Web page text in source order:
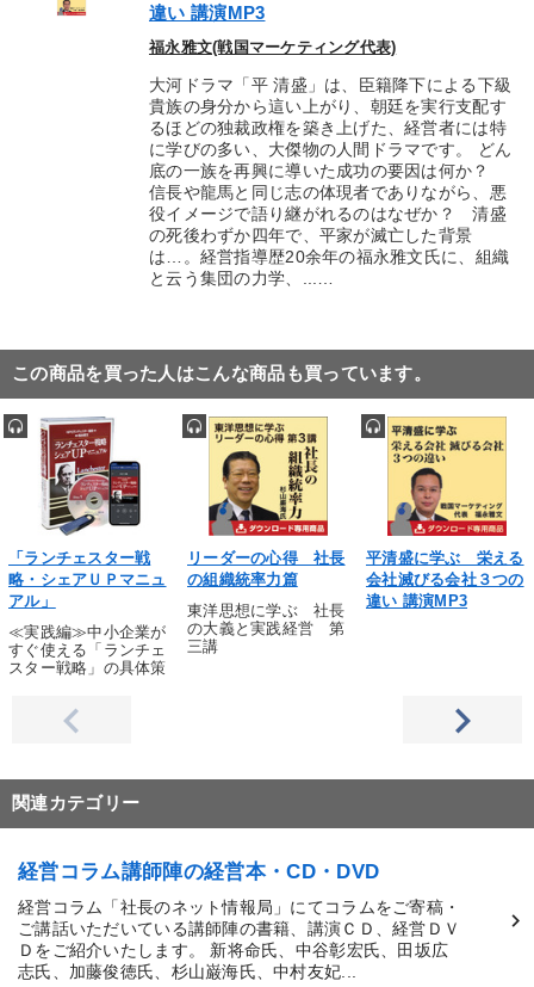
違い 講演MP3
福永雅文(戦国マーケティング代表)
大河ドラマ「平 清盛」は、臣籍降下による下級
貴族の身分から這い上がり、朝廷を実行支配す
るほどの独裁政権を築き上げた、経営者には特
に学びの多い、大傑物の人間ドラマです。 どん
底の一族を再興に導いた成功の要因は何か？
信長や龍馬と同じ志の体現者でありながら、悪
役イメージで語り継がれるのはなぜか？ 清盛
の死後わずか四年で、平家が滅亡した背景
は…。経営指導歴20余年の福永雅文氏に、組織
と云う集団の力学、...…
この商品を買った人はこんな商品も買っています。
「ランチェスター戦
略・シェアＵＰマニュ
アル」
≪実践編≫中小企業が
すぐ使える「ランチェ
スター戦略」の具体策
リーダーの心得 社長
の組織統率力篇
東洋思想に学ぶ 社長
の大義と実践経営 第
三講
平清盛に学ぶ 栄える
会社滅びる会社３つの
違い 講演MP3
関連カテゴリー
経営コラム講師陣の経営本・CD・DVD
経営コラム「社長のネット情報局」にてコラムをご寄稿・
ご講話いただいている講師陣の書籍、講演ＣＤ、経営ＤＶ
Ｄをご紹介いたします。 新将命氏、中谷彰宏氏、田坂広
志氏、加藤俊徳氏、杉山巌海氏、中村友妃...